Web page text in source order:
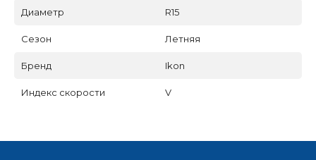
Диаметр R15
Сезон Летняя
Бренд Ikon
Индекс скорости V